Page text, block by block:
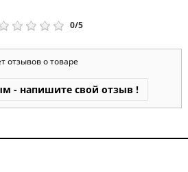
0/5
отзывов о товаре
- напишите свой отзыв !